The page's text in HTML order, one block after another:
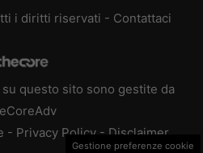
i diritti riservati - Contattaci
questo sito sono gestite da
- Privacy Policy - Disclaimer
Gestione preferenze cookie